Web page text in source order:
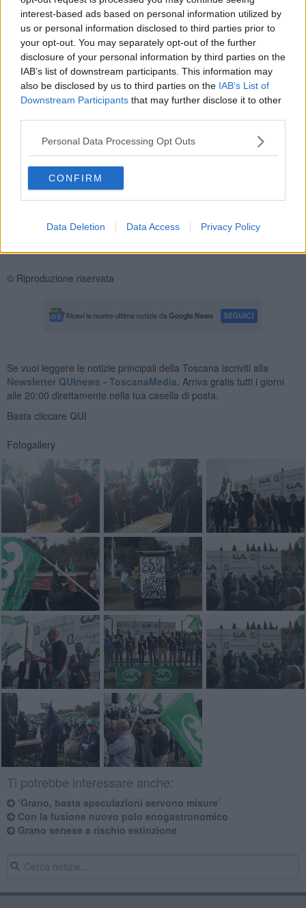
interest-based ads based on personal information utilized by
us or personal information disclosed to third parties prior to
your opt-out. You may separately opt-out of the further
disclosure of your personal information by third parties on the
IAB’s list of downstream participants. This information may
also be disclosed by us to third parties on the IAB’s List of
Downstream Participants that may further disclose it to other
Personal Data Processing Opt Outs
CONFIRM
Data Deletion Data Access Privacy Policy
Garantire la completa tracciabilità del prodotto tramite l'indicazione
dell'origine del frumento in etichetta per pane, pasta e biscotti.
Rendere obbligatoria e non facoltativa la comunicazione delle
scorte da parte degli operatori commerciali ed industriali in modo
da avere dati oggettivi e verificabili, rendere più trasparente la
valutazione di mercato ed approntare un bilancio previsionale
affidabile della nuova campagna di commercializzazione.
e semplificare le attività di controllo delle produzioni del Sistema
Informativo Agricolo Nazionale (Sian). Controllo qualitativo
obbligatorio di tutti i prodotti agro-alimentari importati.
Durante lamanifestazione si è svolto anche un simbolico
funeraledel grano, con tanto di marcia funebre, carro funebre e
fatte dagli agricoltori non verrà ascoltate si potranno davvero
© Riproduzione riservata
Se vuoi leggere le notizie principali della Toscana iscriviti alla
Newsletter QUInews - ToscanaMedia. Arriva gratis tutti i giorni
alle 20:00 direttamente nella tua casella di posta.
Basta cliccare QUI
Fotogallery
Ti potrebbe interessare anche:
‘Grano, basta speculazioni servono misure’
Con la fusione nuovo polo enogastronomico
Grano senese a rischio estinzione